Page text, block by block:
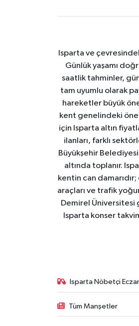
Isparta ve
Günlük yaşamı
saatlik tahminler,
tam uyumlu olarak
hareketler büyük
kent genelindeki
için Isparta altın
ilanları, farklı
Büyükşehir
altında toplanır.
kentin can
araçları ve trafik
Demirel Üniversitesi
Isparta konser
Isparta Nöbetçi
Tüm Manşetler